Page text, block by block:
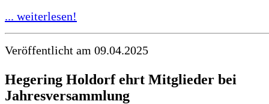
... weiterlesen!
Veröffentlicht am 09.04.2025
Hegering Holdorf ehrt Mitglieder bei
Jahresversammlung